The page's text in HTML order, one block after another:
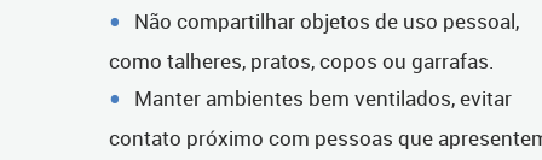
Não compartilhar objetos de uso pessoal,
como talheres, pratos, copos ou garrafas.
Manter ambientes bem ventilados, evitar
contato próximo com pessoas que